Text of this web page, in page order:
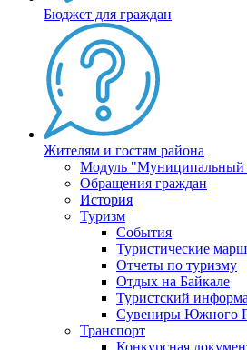
Бюджет для граждан
Жителям и гостям района
Модуль "Муниципальный
Обращения граждан
История
Туризм
События
Туристические
Отчеты по туризму
Отдых на Байкале
Туристский
Сувениры Южного
Транспорт
Конкурсная